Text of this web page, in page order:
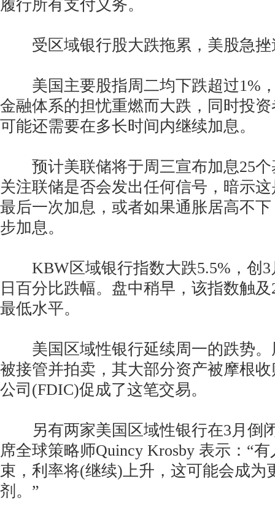
履行所有支付义务。
受区域银行股大跌拖累，美股急挫
美国主要股指周二均下跌超过1%
金融体系的担忧重燃而大跌，同时投
可能还需要在多长时间内继续加息。
预计美联储将于周三宣布加息25个
关注联储是否会发出任何信号，暗示
最后一次加息，或者如果通胀居高不
步加息。
KBW区域银行指数大跌5.5%，创3
日百分比跌幅。盘中稍早，该指数触
最低水平。
美国区域性银行延续周一的跌势。
被接管并拍卖，其大部分资产被摩根
公司(FDIC)促成了这笔交易。
另有两家美国区域性银行在3月倒
席全球策略师Quincy Krosby 表示：“
束，利率将(继续)上升，这可能会成为
剂。”